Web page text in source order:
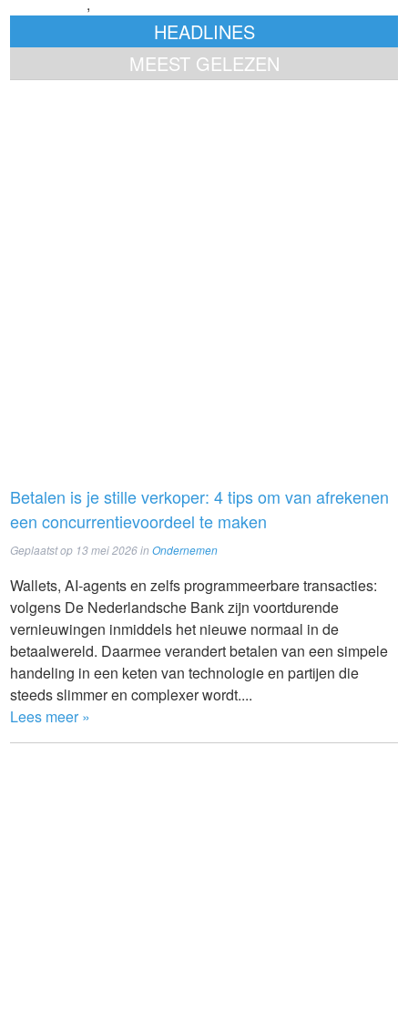
,
HEADLINES
MEEST GELEZEN
Betalen is je stille verkoper: 4 tips om van afrekenen
een concurrentievoordeel te maken
Geplaatst op 13 mei 2026inOndernemen
Wallets, AI-agents en zelfs programmeerbare transacties:
volgens De Nederlandsche Bank zijn voortdurende
vernieuwingen inmiddels het nieuwe normaal in de
betaalwereld. Daarmee verandert betalen van een simpele
handeling in een keten van technologie en partijen die
steeds slimmer en complexer wordt....
Lees meer »